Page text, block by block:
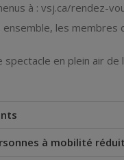
à : vsj.ca/rendez-
les membres
spectacle en plein air de
à mobilité